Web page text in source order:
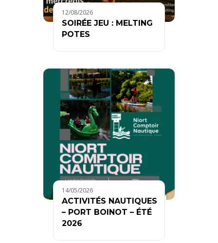
12/08/2026
SOIRÉE JEU : MELTING
POTES
14/05/2026
ACTIVITÉS NAUTIQUES
– PORT BOINOT – ÉTÉ
2026